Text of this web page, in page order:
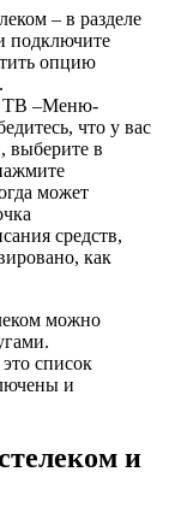
– в разделе
подключите
опцию
ТВ –Меню-
что у вас
выберите в
может
средств,
как
можно
список
и
и